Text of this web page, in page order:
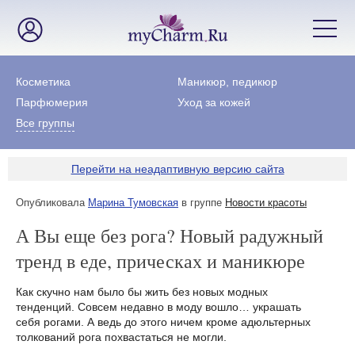
Косметика
Маникюр, педикюр
Парфюмерия
Уход за кожей
Все группы
Перейти на неадаптивную версию сайта
Опубликовала Марина Тумовская в группе Новости красоты
А Вы еще без рога? Новый радужный
тренд в еде, прическах и маникюре
Как скучно нам было бы жить без новых модных
тенденций. Совсем недавно в моду вошло… украшать
себя рогами. А ведь до этого ничем кроме адюльтерных
толкований рога похвастаться не могли.